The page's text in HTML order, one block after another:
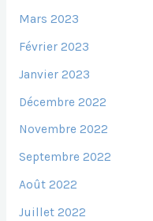
Mars 2023
Février 2023
Janvier 2023
Décembre 2022
Novembre 2022
Septembre 2022
Août 2022
Juillet 2022